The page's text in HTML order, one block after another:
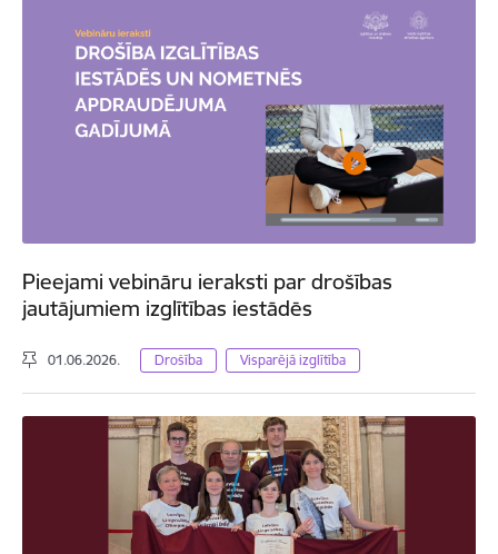
Pieejami vebināru ieraksti par drošības
jautājumiem izglītības iestādēs
01.06.2026. Drošība Visparējā izglītība